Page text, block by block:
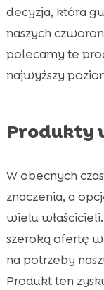
decyzja, która
naszych
polecamy te
najwyższy
Produkty
W obecnych
znaczenia, a
wielu
szeroką ofertę
na potrzeby
Produkt ten